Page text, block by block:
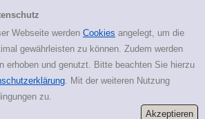
Webseite werden Cookies angelegt, um die
gewährleisten zu können. Zudem werden
erhoben und genutzt. Bitte beachten Sie hierzu
. Mit der weiteren Nutzung
zu.